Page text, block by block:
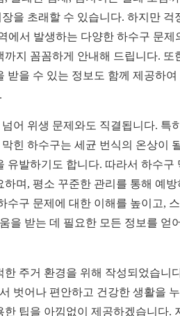
을 초래할 수 있습니다. 하지만 걱
에서 발생하는 다양한 하수구 문제
지 꼼꼼하게 안내해 드립니다. 또
받을 수 있는 정보도 함께 제공하여
어 위생 문제와도 직결됩니다. 특
힌 하수구는 세균 번식의 온상이
유발하기도 합니다. 따라서 하수구
며, 평소 꾸준한 관리를 통해 예방
수구 문제에 대한 이해를 높이고,
을 받는 데 필요한 모든 정보를 얻
주거 환경을 위해 작성되었습니
벗어나 편안하고 건강한 생활을
팁을 아낌없이 제공하겠습니다.